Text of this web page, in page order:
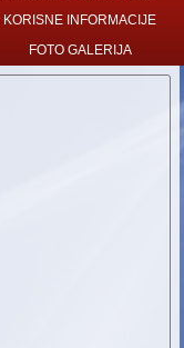
KORISNE INFORMACIJE
FOTO GALERIJA